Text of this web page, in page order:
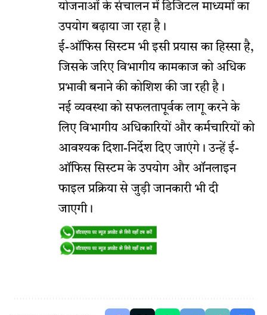
योजनाओं के संचालन में डिजिटल माध्यमों का
उपयोग बढ़ाया जा रहा है।
ई-ऑफिस सिस्टम भी इसी प्रयास का हिस्सा है,
जिसके जरिए विभागीय कामकाज को अधिक
प्रभावी बनाने की कोशिश की जा रही है।
नई व्यवस्था को सफलतापूर्वक लागू करने के
लिए विभागीय अधिकारियों और कर्मचारियों को
आवश्यक दिशा-निर्देश दिए जाएंगे। उन्हें ई-
ऑफिस सिस्टम के उपयोग और ऑनलाइन
फाइल प्रक्रिया से जुड़ी जानकारी भी दी
जाएगी।